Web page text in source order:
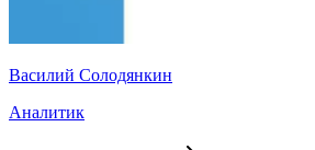
Василий Солодянкин
Аналитик